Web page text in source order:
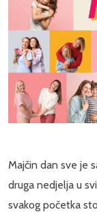
Majčin dan sve je
druga nedjelja u
svakog početka